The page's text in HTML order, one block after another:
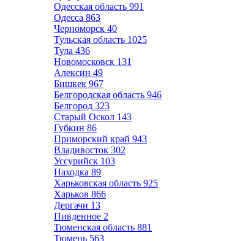
Одесская область 991
Одесса 863
Черноморск 40
Тульская область 1025
Тула 436
Новомосковск 131
Алексин 49
Бишкек 967
Белгородская область 946
Белгород 323
Старый Оскол 143
Губкин 86
Приморский край 943
Владивосток 302
Уссурийск 103
Находка 89
Харьковская область 925
Харьков 866
Дергачи 13
Пивденное 2
Тюменская область 881
Тюмень 563